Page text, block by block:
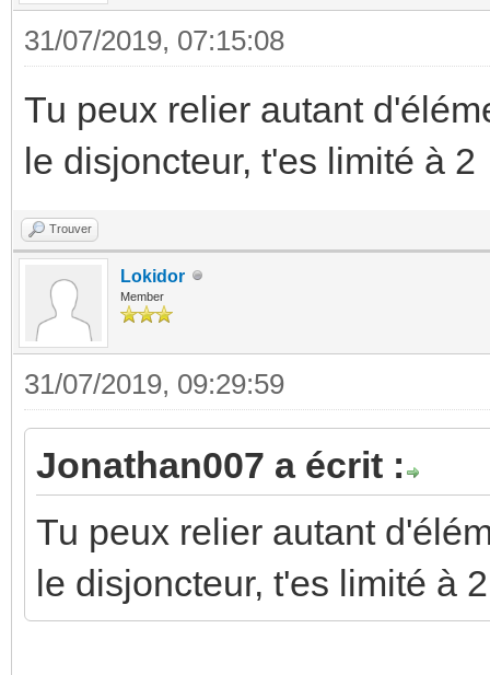
31/07/2019, 07:15:08
Tu peux relier autant
le disjoncteur, t'es limité à 2
Trouver
Lokidor
Member
31/07/2019, 09:29:59
Jonathan007 a écrit :
Tu peux relier autant
le disjoncteur, t'es limité à 2